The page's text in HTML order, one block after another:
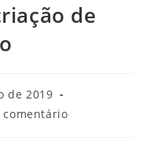
de
de 2019
comentário